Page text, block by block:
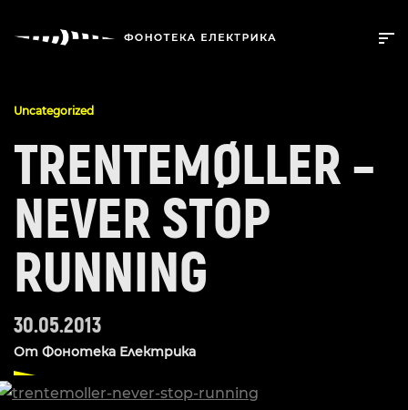
Uncategorized
TRENTEMØLLER –
NEVER STOP
RUNNING
30.05.2013
От Фонотека Електрика